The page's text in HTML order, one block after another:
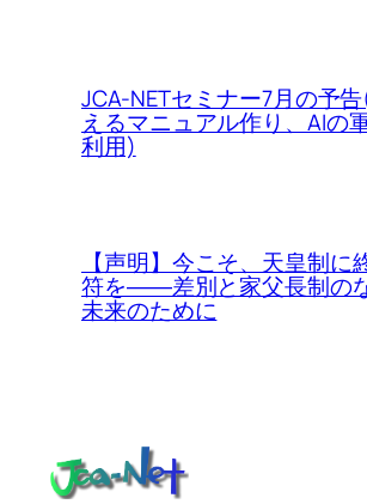
JCA-NETセミナー7月の予
えるマニュアル作り、AIの
利用)
【声明】今こそ、天皇制に
符を――差別と家父長制の
未来のために